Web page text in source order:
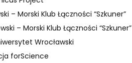
– Morski Klub Łączności “Szkuner”
– Morski Klub Łączności “Szkuner”
Wrocławski
forScience